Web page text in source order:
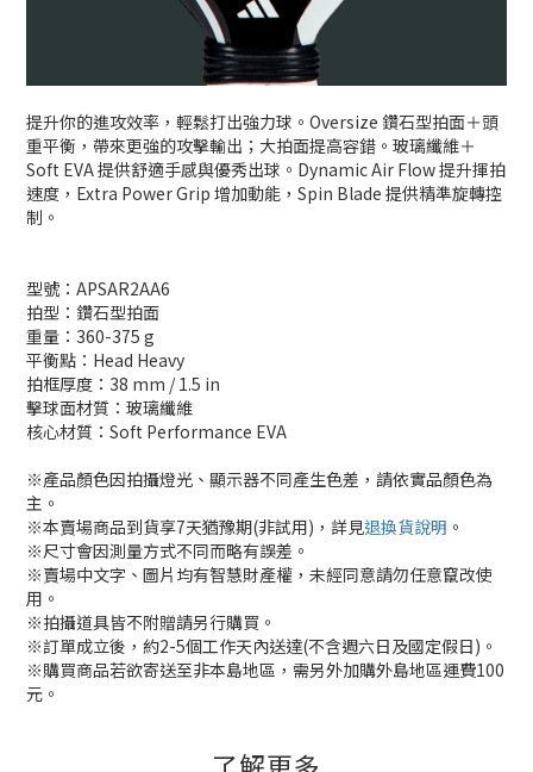
提升你的進攻效率，輕鬆打出強力球。Oversize 鑽石型拍面＋頭
重平衡，帶來更強的攻擊輸出；大拍面提高容錯。玻璃纖維＋
Soft EVA 提供舒適手感與優秀出球。Dynamic Air Flow 提升揮拍
速度，Extra Power Grip 增加動能，Spin Blade 提供精準旋轉控
制。
型號：APSAR2AA6
拍型：鑽石型拍面
重量：360-375 g
平衡點：Head Heavy
拍框厚度：38 mm / 1.5 in
擊球面材質：玻璃纖維
核心材質：Soft Performance EVA
※產品顏色因拍攝燈光、顯示器不同產生色差，請依實品顏色為
主。
※本賣場商品到貨享7天猶豫期(非試用)，詳見退換貨說明 。
※尺寸會因測量方式不同而略有誤差。
※賣場中文字、圖片均有智慧財產權，未經同意請勿任意竄改使
用。
※拍攝道具皆不附贈請另行購買。
※訂單成立後，約2-5個工作天內送達(不含週六日及國定假日)。
※購買商品若欲寄送至非本島地區，需另外加購外島地區運費100
元。